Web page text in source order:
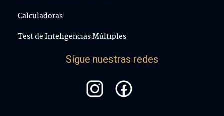
Calculadoras
Test de Inteligencias Múltiples
Sígue nuestras redes